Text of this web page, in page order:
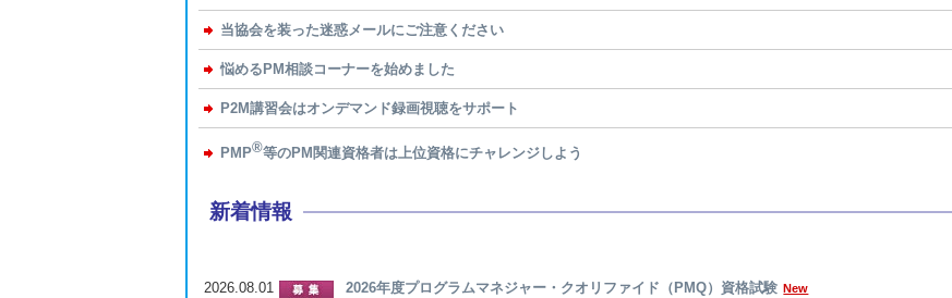
当協会を装った迷惑メールにご注意ください
悩めるPM相談コーナーを始めました
P2M講習会はオンデマンド録画視聴をサポート
PMP®等のPM関連資格者は上位資格にチャレンジしよう
新着情報
2026.08.01 2026年度プログラムマネジャー・クオリファイド（PMQ）資格試験 New